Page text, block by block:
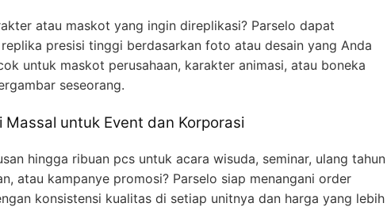
atau maskot yang ingin direplikasi? Parselo dapat
presisi tinggi berdasarkan foto atau desain yang Anda
untuk maskot perusahaan, karakter animasi, atau boneka
seseorang.
Massal untuk Event dan Korporasi
hingga ribuan pcs untuk acara wisuda, seminar, ulang tahun
atau kampanye promosi? Parselo siap menangani order
konsistensi kualitas di setiap unitnya dan harga yang lebih